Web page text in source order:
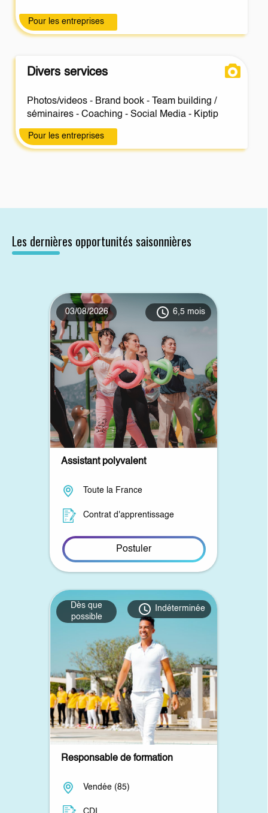
Pour les entreprises
Divers services
Photos/videos - Brand book - Team building /
séminaires - Coaching - Social Media - Kiptip
Pour les entreprises
Les dernières opportunités saisonnières
Assistant polyvalent
Toute la France
Contrat d'apprentissage
Postuler
03/08/2026 6,5 mois
Responsable de formation
Vendée (85)
Dès que
possible
Indéterminée